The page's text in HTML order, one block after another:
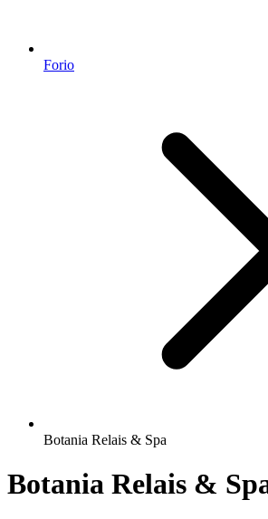
Forio
Botania Relais & Spa
Botania Relais &